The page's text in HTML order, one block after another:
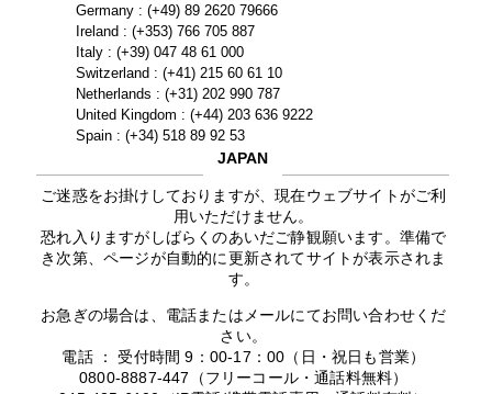
Germany : (+49) 89 2620 79666
Ireland : (+353) 766 705 887
Italy : (+39) 047 48 61 000
Switzerland : (+41) 215 60 61 10
Netherlands : (+31) 202 990 787
United Kingdom : (+44) 203 636 9222
Spain : (+34) 518 89 92 53
JAPAN
ご迷惑をお掛けしておりますが、現在ウェブサイトがご利
用いただけません。
恐れ入りますがしばらくのあいだご静観願います。準備で
き次第、ページが自動的に更新されてサイトが表示されま
す。
お急ぎの場合は、電話またはメールにてお問い合わせくだ
さい。
電話 ： 受付時間 9：00-17：00（日・祝日も営業）
0800-8887-447（フリーコール・通話料無料）